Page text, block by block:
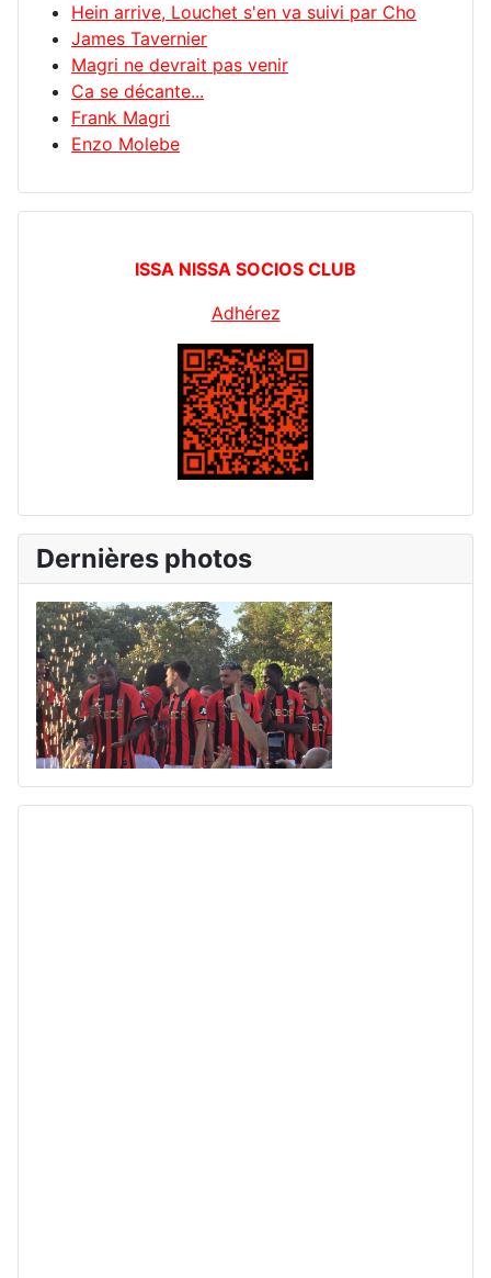
Hein arrive, Louchet s'en va suivi par Cho
James Tavernier
Magri ne devrait pas venir
Ca se décante...
Frank Magri
Enzo Molebe
ISSA NISSA SOCIOS CLUB
Adhérez
Dernières photos